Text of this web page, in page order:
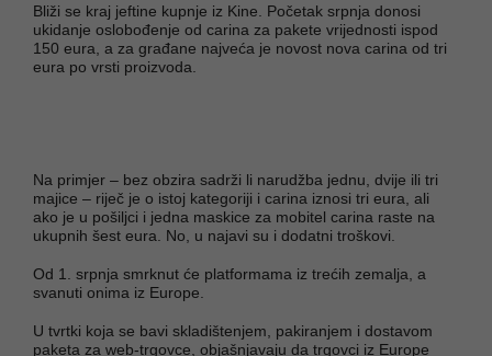
Bliži se kraj jeftine kupnje iz Kine. Početak srpnja donosi
ukidanje oslobođenje od carina za pakete vrijednosti ispod
150 eura, a za građane najveća je novost nova carina od tri
eura po vrsti proizvoda.
Na primjer – bez obzira sadrži li narudžba jednu, dvije ili tri
majice – riječ je o istoj kategoriji i carina iznosi tri eura, ali
ako je u pošiljci i jedna maskice za mobitel carina raste na
ukupnih šest eura. No, u najavi su i dodatni troškovi.
Od 1. srpnja smrknut će platformama iz trećih zemalja, a
svanuti onima iz Europe.
U tvrtki koja se bavi skladištenjem, pakiranjem i dostavom
paketa za web-trgovce, objašnjavaju da trgovci iz Europe